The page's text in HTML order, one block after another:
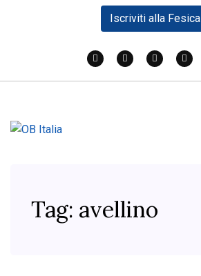
Iscriviti alla Fesica
Tag: avellino